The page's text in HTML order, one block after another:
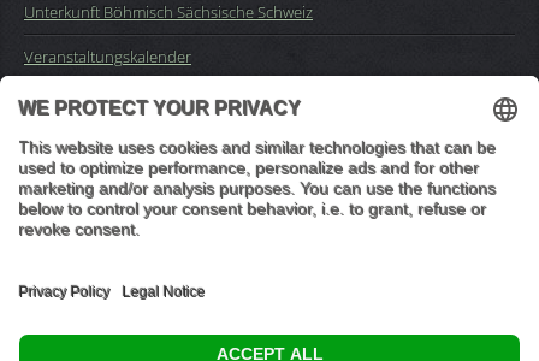
Unterkunft Böhmisch Sächsische Schweiz
Veranstaltungskalender
Impressum
Buchungsanfrage
"In den Wäldern sind Dinge, über die nachzudenken man jahrelang